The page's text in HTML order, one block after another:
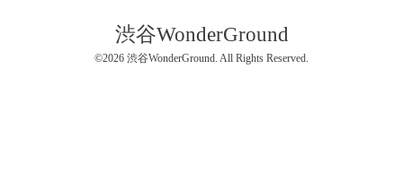
渋谷WonderGround
©2026 渋谷WonderGround. All Rights Reserved.